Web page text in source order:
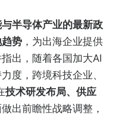
半导体产业的最新政
势，为出海企业提供
出，随着各国加大AI
度，跨境科技企业、
技术研发布局、供应
出前瞻性战略调整，